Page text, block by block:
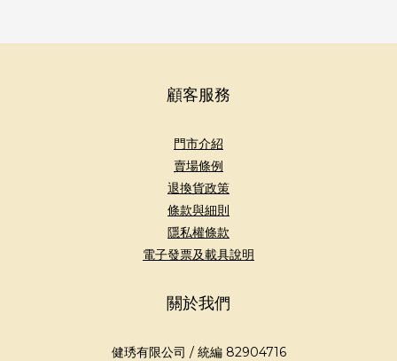
顧客服務
門市介紹
賣場條例
退換貨政策
條款與細則
隱私權條款
電子發票及載具說明
關於我們
健琇有限公司 / 統編 82904716